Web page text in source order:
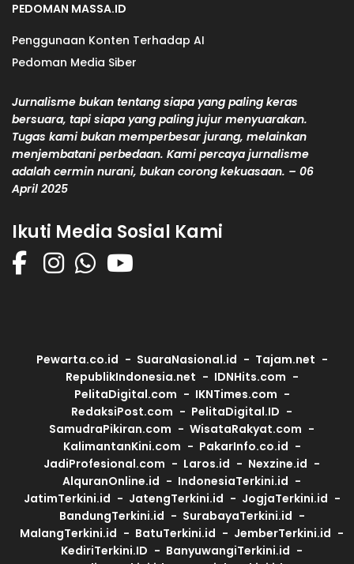
PEDOMAN MASSA.ID
Penggunaan Konten Terhadap AI
Pedoman Media Siber
Jurnalisme bukan tentang siapa yang paling keras
bersuara, tapi siapa yang paling jujur menyuarakan.
Tugas kami bukan memperbesar jurang, melainkan
menjembatani perbedaan. Kami percaya jurnalisme
adalah cermin nurani, bukan corong kekuasaan. – 06
April 2025
Ikuti Media Sosial Kami
Pewarta.co.id SuaraNasional.id
Tajam.net
RepublikIndonesia.net
IDNHits.com
PelitaDigital.com
IKNTimes.com
RedaksiPost.com
PelitaDigital.ID
SamudraPikiran.com
WisataRakyat.com
KalimantanKini.com
PakarInfo.co.id
JadiProfesional.com
Laros.id
Nexzine.id
AlquranOnline.id
IndonesiaTerkini.id
JatimTerkini.id
JatengTerkini.id
JogjaTerkini.id
BandungTerkini.id
SurabayaTerkini.id
MalangTerkini.id
BatuTerkini.id
JemberTerkini.id
KediriTerkini.ID
BanyuwangiTerkini.id